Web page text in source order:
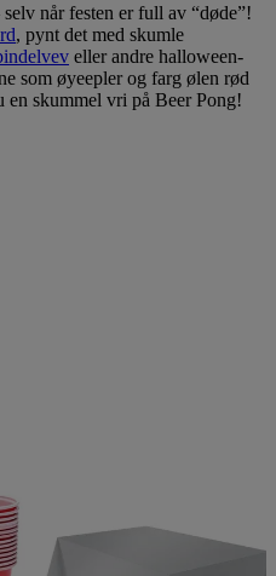
når festen er full av “døde”!
, pynt det med skumle
eller andre halloween-
som øyeepler og farg ølen rød
skummel vri på Beer Pong!